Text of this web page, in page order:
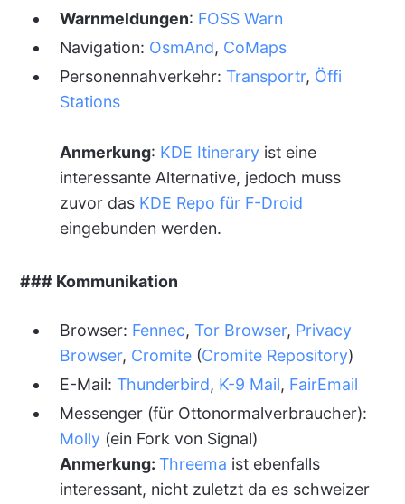
Warnmeldungen: FOSS Warn
Navigation: OsmAnd, CoMaps
Personennahverkehr: Transportr, Öffi
Stations
Anmerkung: KDE Itineraryist eine
interessante Alternative, jedoch muss
zuvor das KDE Repo für F-Droid
eingebunden werden.
### Kommunikation
Browser: Fennec, Tor Browser, Privacy
Browser, Cromite(Cromite Repository)
E-Mail: Thunderbird, K-9 Mail, FairEmail
Messenger (für Ottonormalverbraucher):
Molly(ein Fork von Signal)
Anmerkung: Threema ist ebenfalls
interessant, nicht zuletzt da es schweizer